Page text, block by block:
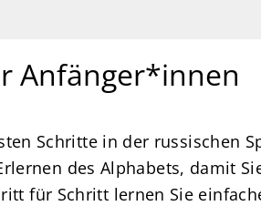
Anfänger*innen
Schritte in der russischen
des Alphabets, damit
für Schritt lernen Sie